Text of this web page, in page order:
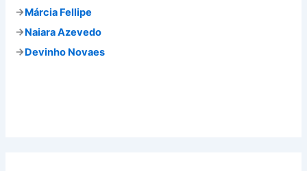
→Márcia Fellipe
→Naiara Azevedo
→Devinho Novaes